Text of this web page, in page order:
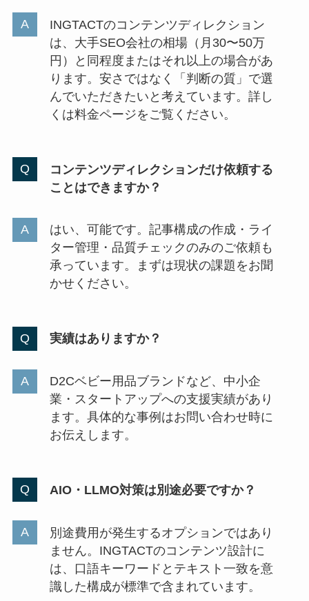
INGTACTのコンテンツディレクション
は、大手SEO会社の相場（月30〜50万
円）と同程度またはそれ以上の場合があ
ります。安さではなく「判断の質」で選
んでいただきたいと考えています。詳し
くは料金ページをご覧ください。
コンテンツディレクションだけ依頼する
ことはできますか？
はい、可能です。記事構成の作成・ライ
ター管理・品質チェックのみのご依頼も
承っています。まずは現状の課題をお聞
かせください。
実績はありますか？
D2Cベビー用品ブランドなど、中小企
業・スタートアップへの支援実績があり
ます。具体的な事例はお問い合わせ時に
お伝えします。
AIO・LLMO対策は別途必要ですか？
別途費用が発生するオプションではあり
ません。INGTACTのコンテンツ設計に
は、口語キーワードとテキスト一致を意
識した構成が標準で含まれています。